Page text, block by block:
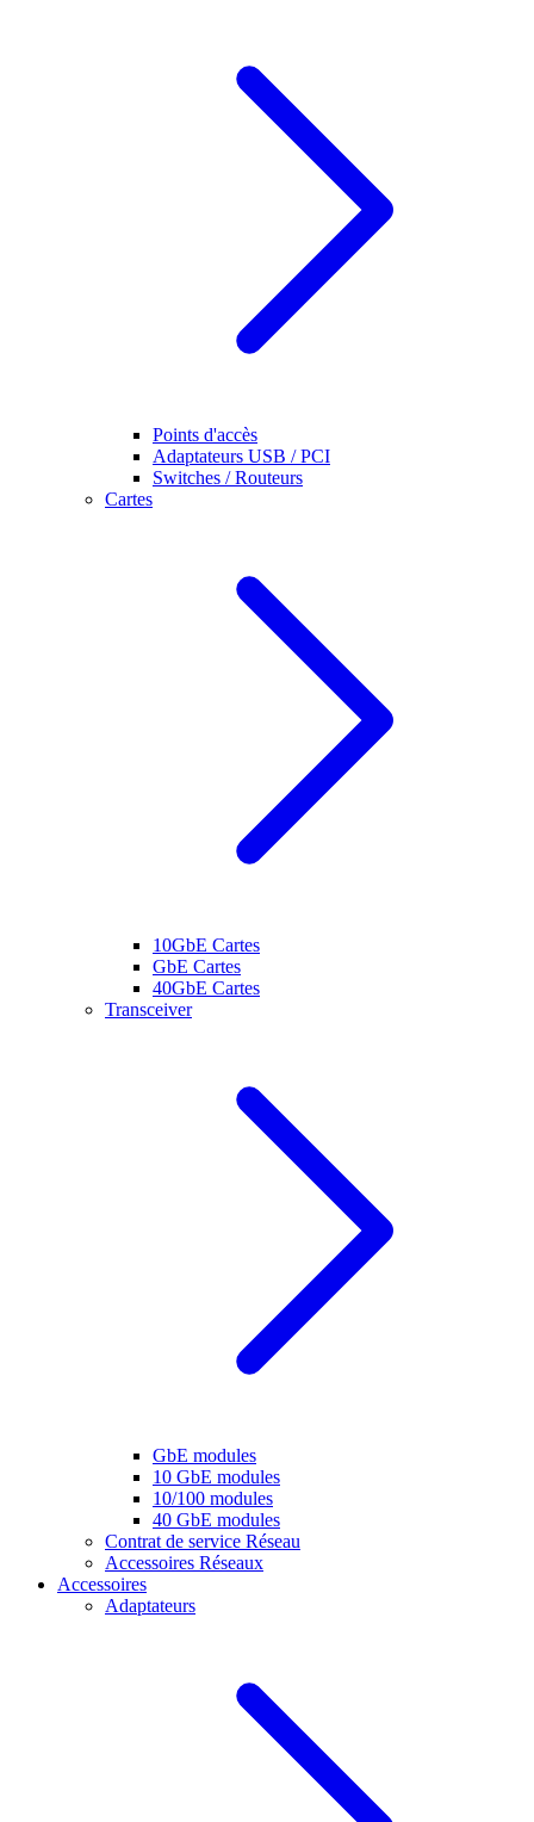
Points d'accès
Adaptateurs USB / PCI
Switches / Routeurs
Cartes
10GbE Cartes
GbE Cartes
40GbE Cartes
Transceiver
GbE modules
10 GbE modules
10/100 modules
40 GbE modules
Contrat de service Réseau
Accessoires Réseaux
Accessoires
Adaptateurs